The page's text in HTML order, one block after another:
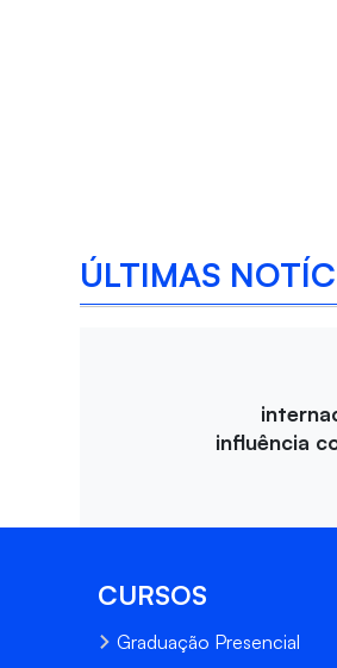
ÚLTIMAS
influência
CURSOS
Graduação Presencial